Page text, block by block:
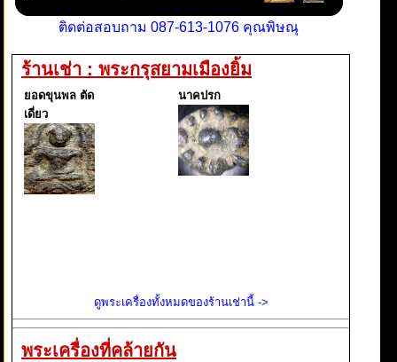
ติดต่อสอบถาม 087-613-1076 คุณพิษณุ
ร้านเช่า : พระกรุสยามเมืองยิ้ม
ยอดขุนพล ตัด
เดี่ยว
นาคปรก
ดูพระเครื่องทั้งหมดของร้านเช่านี้ ->
พระเครื่องที่คล้ายกัน